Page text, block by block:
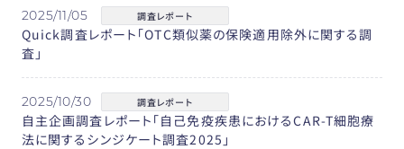
2025/11/05 調査レポート
Quick調査レポート「OTC類似薬の保険適用除外に関する調
査」
2025/10/30 調査レポート
自主企画調査レポート「自己免疫疾患におけるCAR-T細胞療
法に関するシンジケート調査2025」